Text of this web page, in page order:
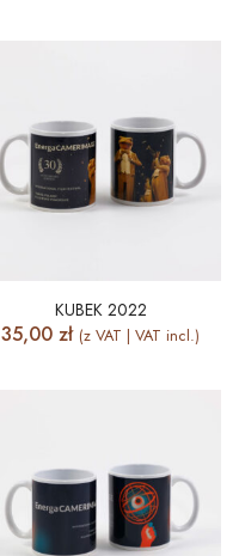
KUBEK 2022
35,00zł (z VAT | VAT incl.)